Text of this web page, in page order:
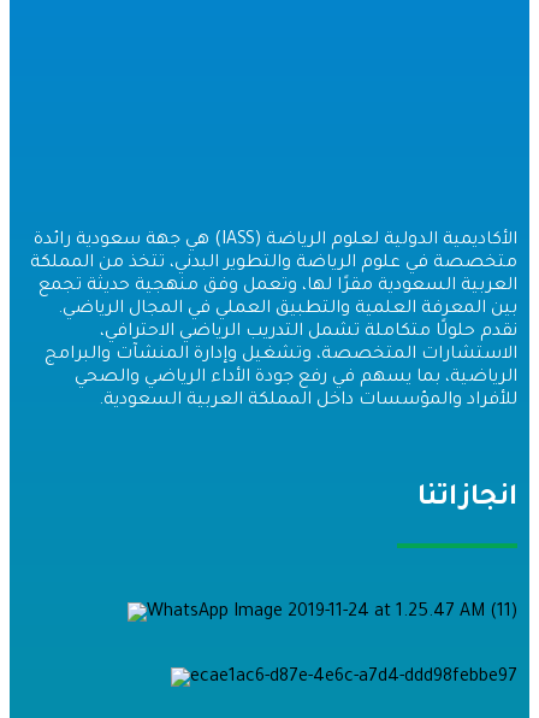
الأكاديمية الدولية لعلوم الرياضة (IASS) هي جهة سعودية رائدة
في علوم الرياضة والتطوير البدني، تتخذ من المملكة
السعودية مقرًا لها، وتعمل وفق منهجية حديثة تجمع
المعرفة العلمية والتطبيق العملي في المجال الرياضي.
حلولًا متكاملة تشمل التدريب الرياضي الاحترافي،
المتخصصة، وتشغيل وإدارة المنشآت والبرامج
بما يسهم في رفع جودة الأداء الرياضي والصحي
والمؤسسات داخل المملكة العربية السعودية.